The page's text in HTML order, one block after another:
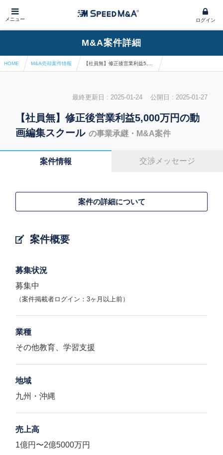
メニュー ログイン
M&A案件詳細
HOME M&A売却案件情報
最終更新日 : 2025-01-24 公開日 : 2025-01-27
【社員無】修正後営業利益5,000万円の動
画編集スクール の事業承継・M&A案件
案件情報 交渉メッセージ
案件概要
案件の詳細について
募集状況
募集中
（案件掲載者ログイン：3ヶ月以上前）
業種
その他教育、学習支援
地域
九州・沖縄
売上高
1億円〜2億5000万円